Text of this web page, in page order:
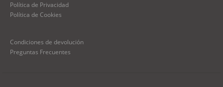
Política de Privacidad
Política de Cookies
Condiciones de devolución
Preguntas Frecuentes